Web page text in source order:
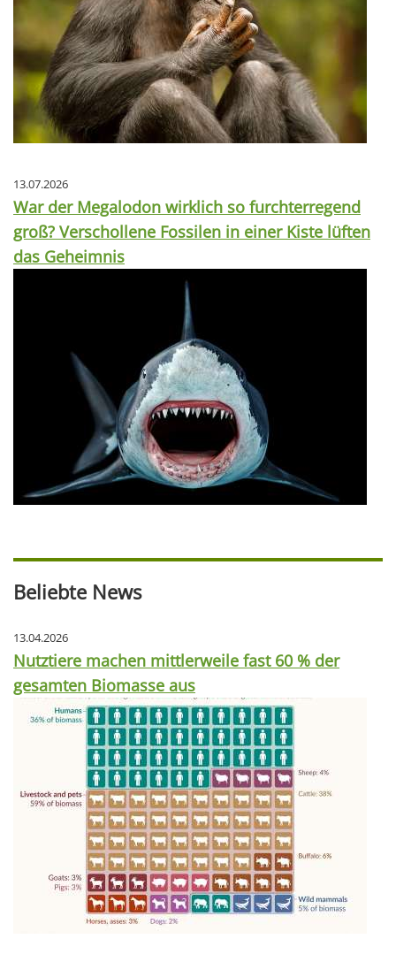
13.07.2026
War der Megalodon wirklich so furchterregend
groß? Verschollene Fossilen in einer Kiste lüften
das Geheimnis
Beliebte News
13.04.2026
Nutztiere machen mittlerweile fast 60 % der
gesamten Biomasse aus